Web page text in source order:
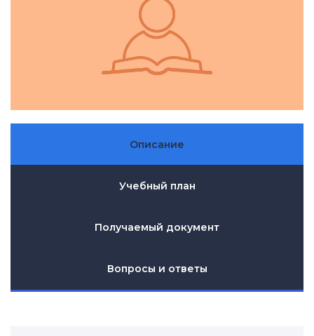
Описание
Учебный план
Получаемый документ
Вопросы и ответы